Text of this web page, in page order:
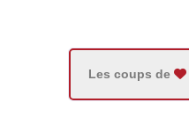
Les coups de